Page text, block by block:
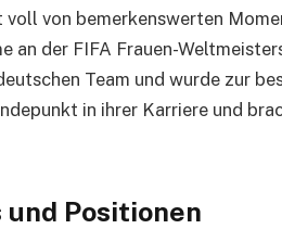
voll von bemerkenswerten
an der FIFA Frauen-
Team und wurde zur
in ihrer Karriere und
Positionen